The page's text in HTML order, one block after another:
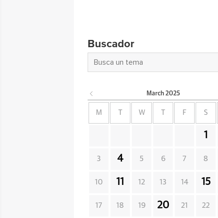
Buscador
March 2025
M W F S
1
3 4 5 6 7 8
10 11 12 13 14 15
17 18 19 20 21 22